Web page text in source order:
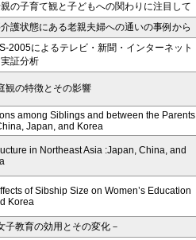
の子育て観と子どもへの関わりに注目して
護状態にある老親夫婦への通いの事例から
2005によるテレビ・新聞・インターネット
証分析
観の特徴とその影響
among Siblings and between the Parents
Japan, and Korea
in Northeast Asia :Japan, China, and
of Sibship Size on Women’s Education
Korea
子教育の効用とその変化－